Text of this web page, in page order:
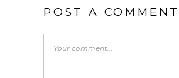
POST A COMMENT